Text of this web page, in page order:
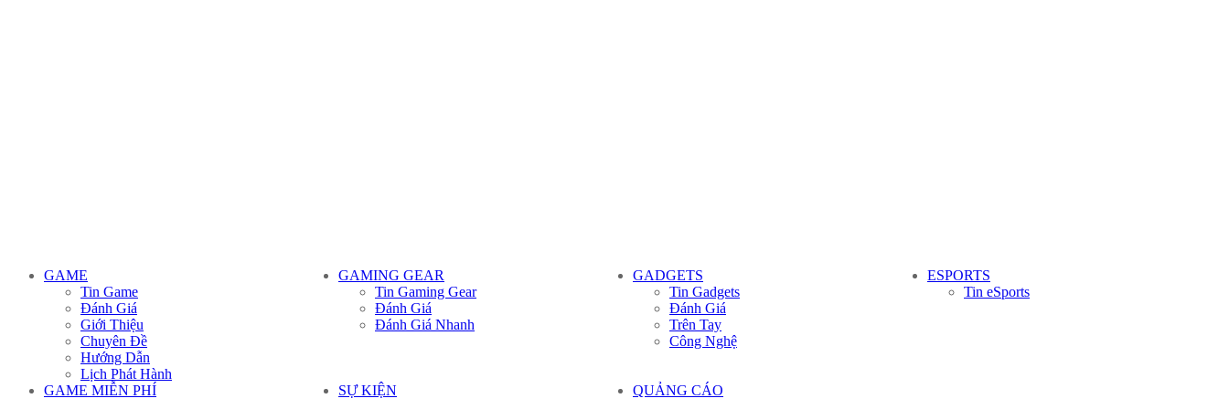
GAME
Tin Game
Đánh Giá
Giới Thiệu
Chuyên Đề
Hướng Dẫn
Lịch Phát Hành
GAMING GEAR
Tin Gaming Gear
Đánh Giá
Đánh Giá Nhanh
GADGETS
Tin Gadgets
Đánh Giá
Trên Tay
Công Nghệ
ESPORTS
Tin eSports
GAME MIỄN PHÍ SỰ KIỆN QUẢNG CÁO